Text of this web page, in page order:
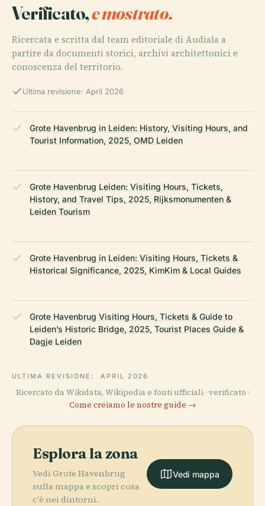
Verificato,e mostrato.
Ricercata e scritta dal team editoriale di Audiala a
partire da documenti storici, archivi architettonici e
conoscenza del territorio.
Ultima revisione: April 2026
Grote Havenbrug in Leiden: History, Visiting Hours, and
Tourist Information, 2025, OMD Leiden
Grote Havenbrug Leiden: Visiting Hours, Tickets,
History, and Travel Tips, 2025, Rijksmonumenten &
Leiden Tourism
Grote Havenbrug in Leiden: Visiting Hours, Tickets &
Historical Significance, 2025, KimKim & Local Guides
Grote Havenbrug Visiting Hours, Tickets & Guide to
Leiden’s Historic Bridge, 2025, Tourist Places Guide &
Dagje Leiden
ULTIMA REVISIONE: APRIL 2026
Ricercato da Wikidata, Wikipedia e fonti ufficiali · verificato ·
Come creiamo le nostre guide →
Esplora la zona
Vedi Grote Havenbrug
sulla mappa e scopri cosa
c'è nei dintorni.
Vedi mappa